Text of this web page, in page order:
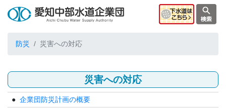
防災 災害への対応
災害への対応
企業団防災計画の概要